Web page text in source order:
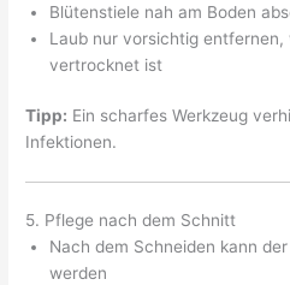
Blütenstiele nah am Boden
Laub nur vorsichtig entfernen,
vertrocknet ist
Tipp: Ein scharfes Werkzeug
Infektionen.
5. Pflege nach dem Schnitt
Nach dem Schneiden kann
werden